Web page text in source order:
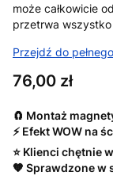
może całkowicie
przetrwa
Przejdź do
Cena
76,00 zł
🧲 Montaż
⚡ Efekt WOW na
⭐ Klienci chętnie
🧡 Sprawdzone w